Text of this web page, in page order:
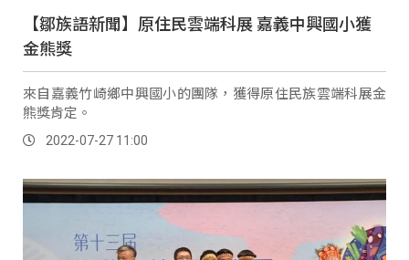
【鄒族語新聞】原住民雲端科展 嘉義中興國小獲
金熊獎
來自嘉義竹崎鄉中興國小的團隊，獲得原住民族雲端科展金
熊獎肯定。
2022-07-27 11:00